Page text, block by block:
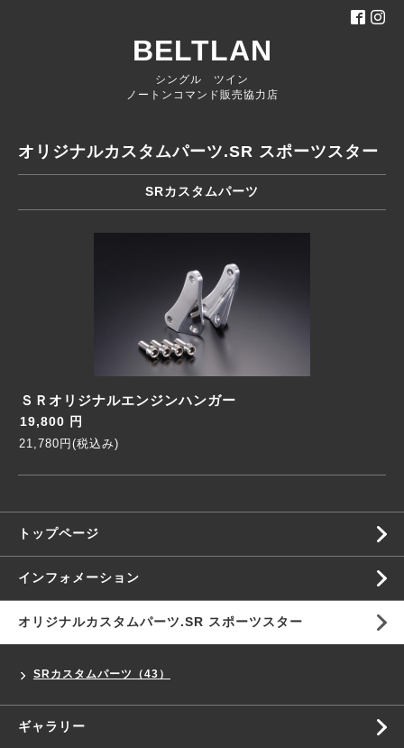
BELTLAN
シングル ツイン
ノートンコマンド販売協力店
オリジナルカスタムパーツ.SR スポーツスター
SRカスタムパーツ
ＳＲオリジナルエンジンハンガー
19,800 円
21,780円(税込み)
トップページ
インフォメーション
オリジナルカスタムパーツ.SR スポーツスター
SRカスタムパーツ（43）
ギャラリー